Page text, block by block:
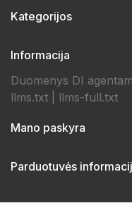
Kategorijos
Informacija
Duomenys DI
llms.txt
llms-full.txt
Mano paskyra
Parduotuvės